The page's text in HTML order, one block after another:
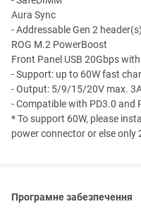
Aura Sync
- Addressable Gen 2 header(s)
ROG M.2 PowerBoost
Front Panel USB 20Gbps
- Support: up to 60W fast
- Output: 5/9/15/20V max.
- Compatible with PD3.0 and
* To support 60W, please
power connector or else only
Програмне забезпечення